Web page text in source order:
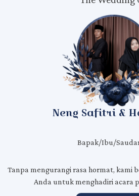
Bapak/Ibu/
Nama Tamu
Di Tempat
Neng Safitri &
Bapak/Ibu/
Tanpa mengurangi rasa hormat, kami
Anda untuk menghadiri acara